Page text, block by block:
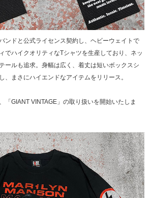
ンドと公式ライセンス契約し、ヘビーウェイトで
でハイクオリティなTシャツを生産しており、ネッ
ールも追求。身幅は広く、着丈は短いボックスシ
、まさにハイエンドなアイテムをリリース。
「GIANT VINTAGE」の取り扱いを開始いたしま